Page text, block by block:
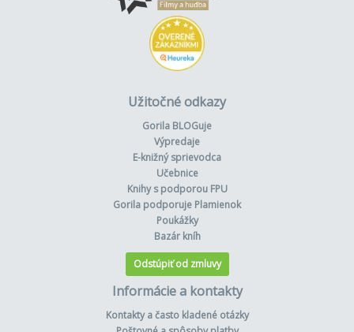
Užitočné odkazy
Gorila BLOGuje
Výpredaje
E-knižný sprievodca
Učebnice
Knihy s podporou FPU
Gorila podporuje Plamienok
Poukážky
Bazár kníh
Odstúpiť od zmluvy
Informácie a kontakty
Kontakty a často kladené otázky